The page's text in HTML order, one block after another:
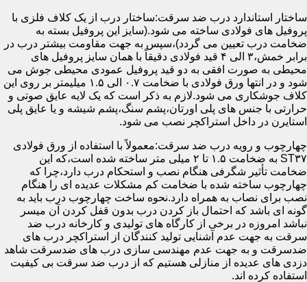
ساختار استاندارد درب ضد سرقت:ساختار درب از یک کلاف فلزی با
پروفیل های فولادی ساخته می شود.(سایز این پروفیل بسته به
ضخامت درب تعیین می گردد)،سپس به جهت مقاومت بیشتر درب در
برابر خمش،۳ الی ۴ قید فولادی دقیقاً با همان سایز پروفیل های
محیطی به صورت افقی به دو قید پروفیل عمودی محیطی جوش می
شود و در انتها ورق فولادی با ضخامت ۰.۷ الی ۱.۵ میلیمتر بر روی این
کلاف جوشکاری می شود.لازم به ذکر است که یک لایه عایق صوتی و
حرارتی با جنس های پلی اورتان،پشم سنگ،پشم شیشه و یا عایق پلی
استایرن در داخل استراکچر نصب می شود.
چهارچوب و رویه درب ضد سرقت:معمولاً با استفاده از ورق فولادی
ST۳۷ به ضخامت ۱.۵ تا ۲ میلی متر ساخته شده است،که این
ضخامت تأثیر شگرفی هنگام نصب و استحکام درب دارد،چرا که
چهارچوب ساخته شده با ضخامت کم مشکلات عدیده ای را هنگام
نصب برای نصاب به همراه دارد.نحوه ساخت چهارچوب درب باید به
گونه ای باشد که احتمال باز کردن درب بدون قفل کردن آن میسر
نباشد امروزه در برخی از کارگاه های تولیدی و کارخانه درب ضد
سرقت به جهت عدم آشنایی تولید کنندگان از استراکچر درب های
ضدسرقت و به جهت عدم مهندسی سازی درب های ضدسرقت شاهد
دزدی های عدیده از منازلی هستیم که از درب ضد سرقت بی کیفیت
استفاده کرده اند.